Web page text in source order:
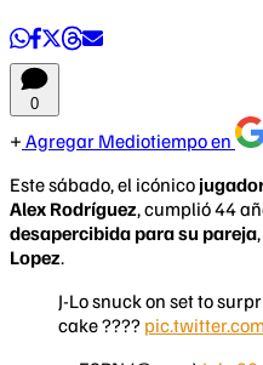
0
Agregar Mediotiempo en
Este sábado, el icónico
Alex Rodríguez, cumplió 44
desapercibida para su pareja
Lopez.
J-Lo snuck on set to
cake ????